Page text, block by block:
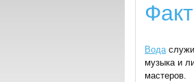
Вода
музыка и
мастеров.